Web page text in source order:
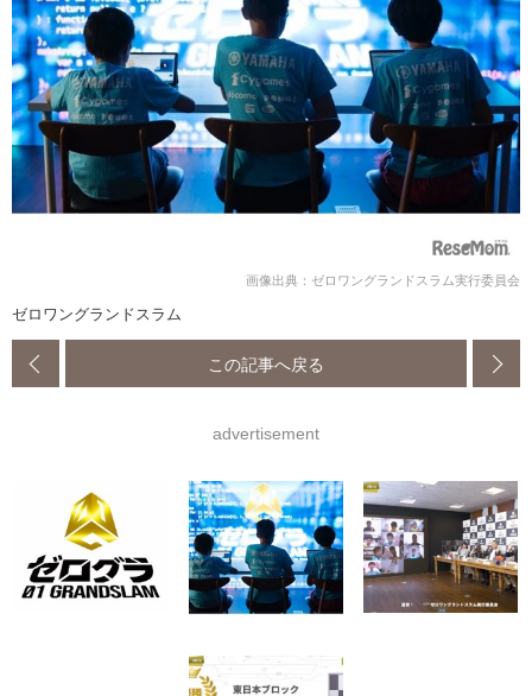
画像出典：ゼロワングランドスラム実行委員会
ゼロワングランドスラム
この記事へ戻る
advertisement